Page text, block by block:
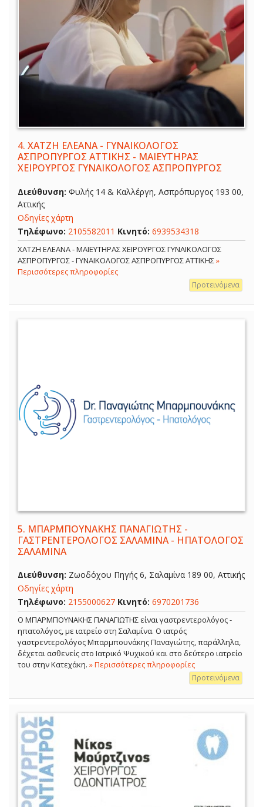
4. ΧΑΤΖΗ ΕΛΕΑΝΑ - ΓΥΝΑΙΚΟΛΟΓΟΣ
ΑΣΠΡΟΠΥΡΓΟΣ ΑΤΤΙΚΗΣ - ΜΑΙΕΥΤΗΡΑΣ
ΧΕΙΡΟΥΡΓΟΣ ΓΥΝΑΙΚΟΛΟΓΟΣ ΑΣΠΡΟΠΥΡΓΟΣ
Διεύθυνση: Φυλής 14 & Καλλέργη, Ασπρόπυργος 193 00,
Αττικής
Οδηγίες χάρτη
Τηλέφωνο: 2105582011 Κινητό: 6939534318
ΧΑΤΖΗ ΕΛΕΑΝΑ - ΜΑΙΕΥΤΗΡΑΣ ΧΕΙΡΟΥΡΓΟΣ ΓΥΝΑΙΚΟΛΟΓΟΣ
ΑΣΠΡΟΠΥΡΓΟΣ - ΓΥΝΑΙΚΟΛΟΓΟΣ ΑΣΠΡΟΠΥΡΓΟΣ ΑΤΤΙΚΗΣ»
Περισσότερες πληροφορίες
Προτεινόμενα
5. ΜΠΑΡΜΠΟΥΝΑΚΗΣ ΠΑΝΑΓΙΩΤΗΣ -
ΓΑΣΤΡΕΝΤΕΡΟΛΟΓΟΣ ΣΑΛΑΜΙΝΑ - ΗΠΑΤΟΛΟΓΟΣ
ΣΑΛΑΜΙΝΑ
Διεύθυνση: Ζωοδόχου Πηγής 6, Σαλαμίνα 189 00, Αττικής
Οδηγίες χάρτη
Τηλέφωνο: 2155000627 Κινητό: 6970201736
Ο ΜΠΑΡΜΠΟΥΝΑΚΗΣ ΠΑΝΑΓΙΩΤΗΣ είναι γαστρεντερολόγος -
ηπατολόγος, με ιατρείο στη Σαλαμίνα. Ο ιατρός
γαστρεντερολόγος Μπαρμπουνάκης Παναγιώτης, παράλληλα,
δέχεται ασθενείς στο Ιατρικό Ψυχικού και στο δεύτερο ιατρείο
του στην Κατεχάκη. » Περισσότερες πληροφορίες
Προτεινόμενα